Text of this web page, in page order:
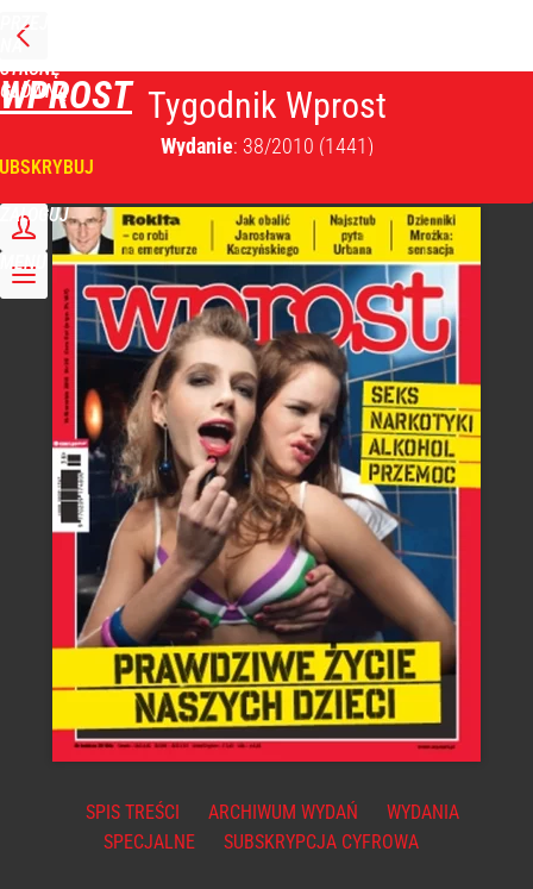
PRZEJDŹ
NA
STRONĘ
GŁÓWNĄ
WPROST
ZALOGUJ
MENU
Tygodnik Wprost
Wydanie: 38/2010 (1441)
SPIS TREŚCI ARCHIWUM WYDAŃ
WYDANIA
SPECJALNE
SUBSKRYPCJA CYFROWA